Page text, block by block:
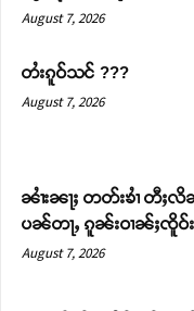
August 7, 2026
တႆးၵူဝ်သင် ???
August 7, 2026
ၼၢႆးၼႃႈ တတ်းၶၢႆ တီ
ပၼ်တႃႇ ၵူၼ်းဝၢၼ်ႈၸိူဝ်
August 7, 2026